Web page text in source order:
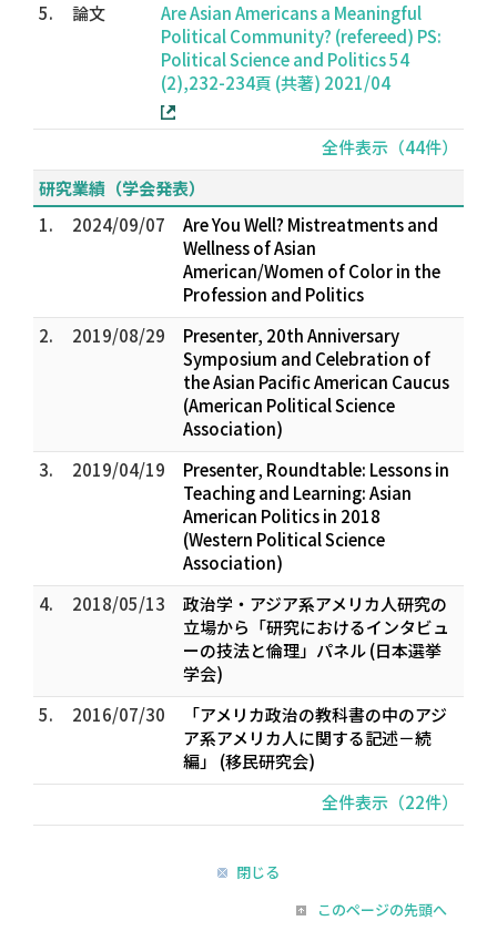
5. 論文
Are Asian Americans a Meaningful
Political Community? (refereed) PS:
Political Science and Politics 54
(2),232-234頁 (共著) 2021/04
全件表示（44件）
研究業績（学会発表）
1.
2024/09/07
Are You Well? Mistreatments and
Wellness of Asian
American/Women of Color in the
Profession and Politics
2.
2019/08/29
Presenter, 20th Anniversary
Symposium and Celebration of
the Asian Pacific American Caucus
(American Political Science
Association)
3.
2019/04/19
Presenter, Roundtable: Lessons in
Teaching and Learning: Asian
American Politics in 2018
(Western Political Science
Association)
4.
2018/05/13
政治学・アジア系アメリカ人研究の
立場から「研究におけるインタビュ
ーの技法と倫理」パネル (日本選挙
学会)
5.
2016/07/30
「アメリカ政治の教科書の中のアジ
ア系アメリカ人に関する記述－続
編」 (移民研究会)
全件表示（22件）
閉じる
このページの先頭へ